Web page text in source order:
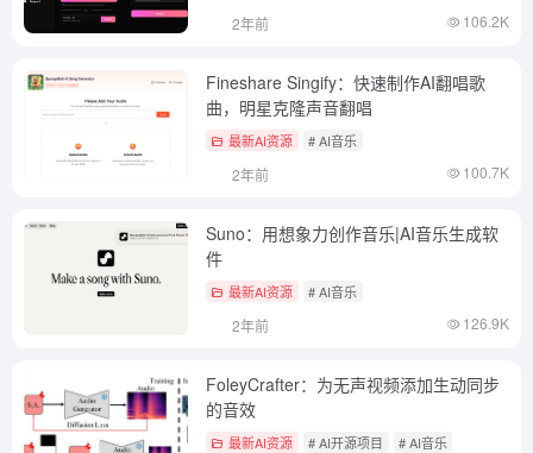
2年前 106.2K
Fineshare Singify：快速制作AI翻唱歌
曲，明星克隆声音翻唱
最新AI资源 # AI音乐
2年前 100.7K
Suno：用想象力创作音乐|AI音乐生成软
件
最新AI资源 # AI音乐
2年前 126.9K
FoleyCrafter：为无声视频添加生动同步
的音效
最新AI资源 # AI开源项目 # AI音乐